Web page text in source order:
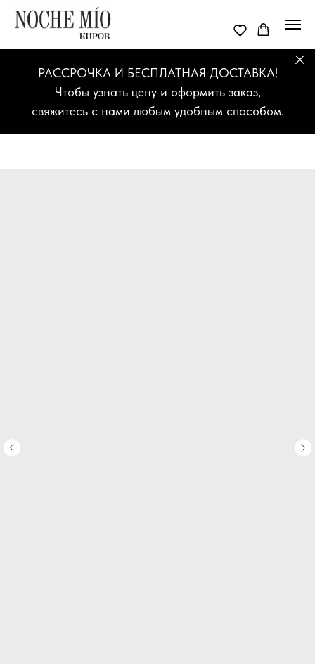
РАССРОЧКА И БЕСПЛАТНАЯ ДОСТАВКА!
Чтобы узнать цену и оформить заказ,
свяжитесь с нами любым удобным способом.